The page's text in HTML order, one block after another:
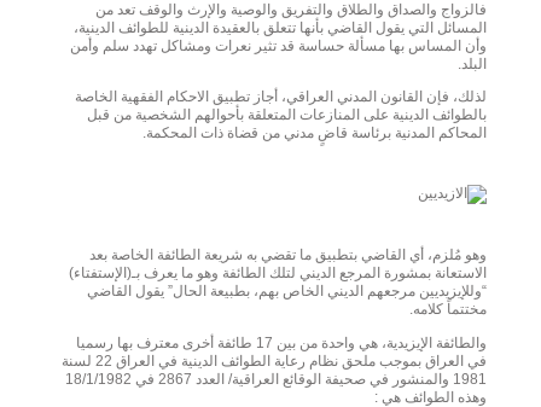
فالزواج والصداق والطلاق والتفريق والوصية والإرث والوقف تعد من
المسائل التي يقول القاضي بأنها تتعلق بالعقيدة الدينية للطوائف الدينية،
وأن المساس بها مسألة حساسة قد تثير نعرات ومشاكل تهدد سلم وأمن
البلد.
لذلك، فإن القانون المدني العراقي، أجاز تطبيق الاحكام الفقهية الخاصة
بالطوائف الدينية على المنازعات المتعلقة بأحوالهم الشخصية من قبل
المحاكم المدنية برئاسة قاضٍ مدني من قضاة ذات المحكمة.
وهو مُلزم، أي القاضي بتطبيق ما تقضي به شريعة الطائفة الخاصة بعد
الاستعانة بمشورة المرجع الديني لتلك الطائفة وهو ما يعرف بـ(الإستفتاء)
“وللإيزيديين مرجعهم الديني الخاص بهم، بطبيعة الحال” يقول القاضي
مختتماً كلامه.
والطائفة الإيزيدية، هي واحدة من بين 17 طائفة أخرى معترف بها رسميا
في العراق بموجب ملحق نظام رعاية الطوائف الدينية في العراق 22 لسنة
1981 والمنشور في صحيفة الوقائع العراقية/ العدد 2867 في 18/1/1982
وهذه الطوائف هي :